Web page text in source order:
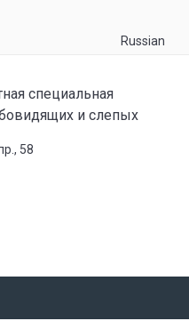
Russian
специальная
и слепых
58